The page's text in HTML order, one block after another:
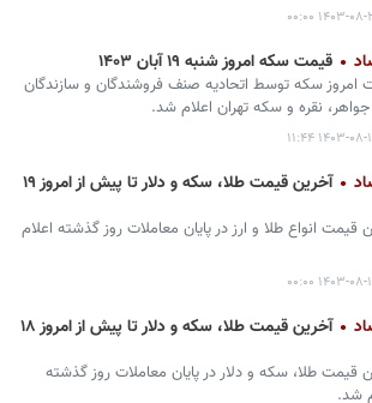
۰۸-۲۰ ۰۰:۰۰
قیمت سکه امروز شنبه ۱۹ آبان ۱۴۰۳
امروز سکه توسط اتحادیه صنف فروشندگان و سازندگان
جواهر، نقره و سکه تهران اعلام شد.
۰۸-۱۹ ۱۱:۴۴
آخرین قیمت طلا، سکه و دلار تا پیش از امروز ۱۹
قیمت انواع طلا و ارز در پایان معاملات روز گذشته اعلام
۰۸-۱۹ ۰۰:۰۰
آخرین قیمت طلا، سکه و دلار تا پیش از امروز ۱۸
قیمت طلا، سکه و دلار در پایان معاملات روز گذشته
شد.